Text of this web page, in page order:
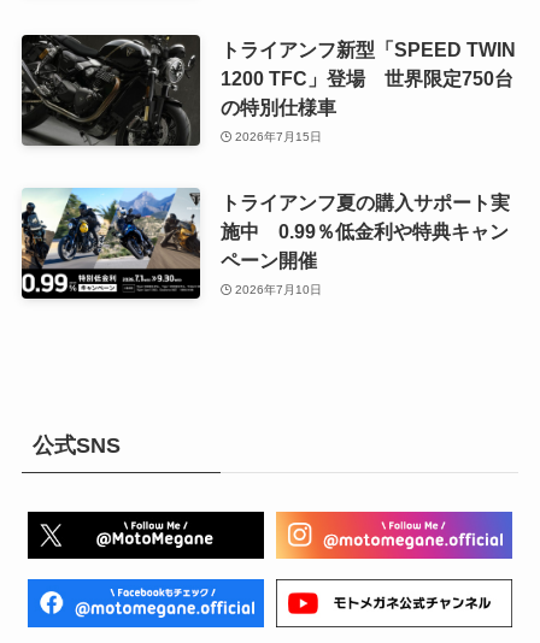
トライアンフ新型「SPEED TWIN
1200 TFC」登場 世界限定750台
の特別仕様車
2026年7月15日
トライアンフ夏の購入サポート実
施中 0.99％低金利や特典キャン
ペーン開催
2026年7月10日
公式SNS